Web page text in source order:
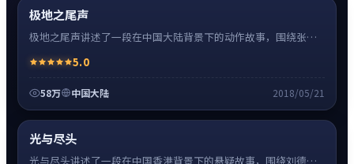
超清4K
极地之尾声
极地之尾声讲述了一段在中国大陆背景下的动作故事，围绕张译
凑、情绪克制。
5.0
58万 中国大陆 2018/05/21
超清4K
光与尽头
光与尽头讲述了一段在中国香港背景下的悬疑故事，围绕刘德华